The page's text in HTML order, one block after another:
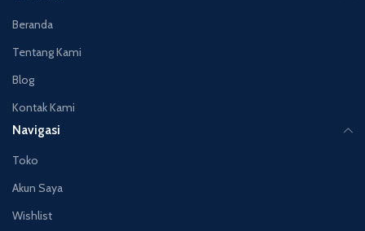
Beranda
Tentang Kami
Blog
Kontak Kami
Navigasi
Toko
Akun Saya
Wishlist